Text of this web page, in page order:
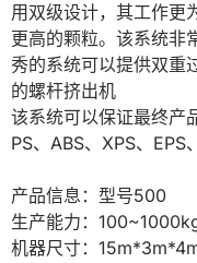
用双级设计，其工作更
更高的颗粒。该系统非
秀的系统可以提供双重
的螺杆挤出机
该系统可以保证最终产
PS、ABS、XPS、EPS
产品信息：型号500
生产能力：
机器尺寸：